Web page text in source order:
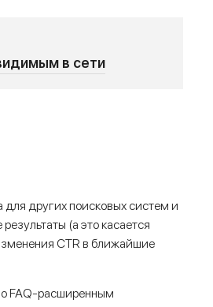
в сети
других поисковых систем и
(а это касается
CTR в ближайшие
FAQ-расширенным